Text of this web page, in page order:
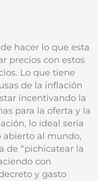
hacer lo que esta
precios con estos
Lo que tiene
de la inflación
incentivando la
para la oferta y la
lo ideal sería
abierto al mundo,
de “pichicatear la
con
y gasto